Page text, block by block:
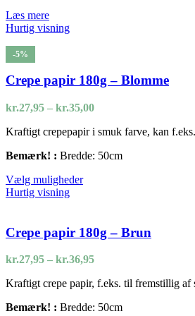
Læs mere
Hurtig visning
-5%
Crepe papir 180g – Blomme
kr.27,95 – kr.35,00Prisinterval:
til
Kraftigt crepepapir i smuk farve, kan
Bemærk! : Bredde: 50cm
Vælg mulighederDette
varianter.
Mulighederne
kan
på
varesiden
Hurtig visning
Crepe papir 180g – Brun
kr.27,95 – kr.36,95Prisinterval:
til
Kraftigt crepe papir, f.eks. til fremstillig af
Bemærk! : Bredde: 50cm